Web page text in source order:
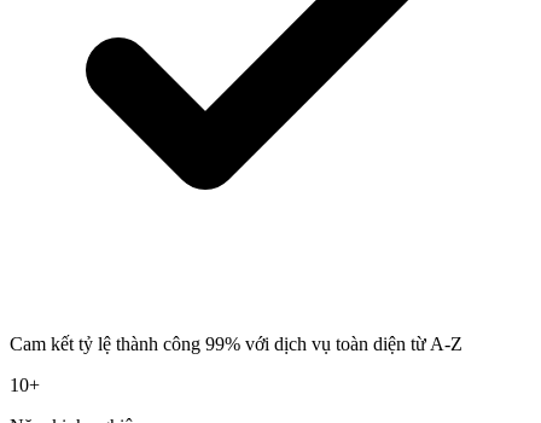
Cam kết tỷ lệ thành công 99% với dịch vụ toàn diện từ A-Z
10+